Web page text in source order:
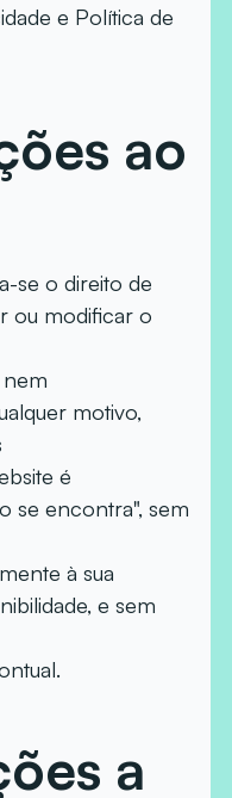
e Política de
ao
se o direito de
ou modificar o
motivo,
é
se encontra", sem
à sua
e sem
a